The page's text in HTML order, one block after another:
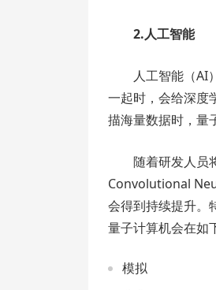
2.人工智能
人工智能（AI
一起时，会给深度
描海量数据时，量
随着研发人员
Convolutional
会得到持续提升。
量子计算机会在如
模拟